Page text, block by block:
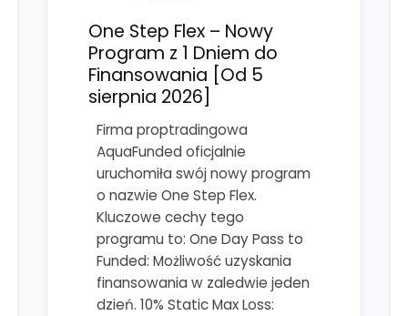
One Step Flex – Nowy
Program z 1 Dniem do
Finansowania [Od 5
sierpnia 2026]
Firma proptradingowa
AquaFunded oficjalnie
uruchomiła swój nowy program
o nazwie One Step Flex.
Kluczowe cechy tego
programu to: One Day Pass to
Funded: Możliwość uzyskania
finansowania w zaledwie jeden
dzień. 10% Static Max Loss: